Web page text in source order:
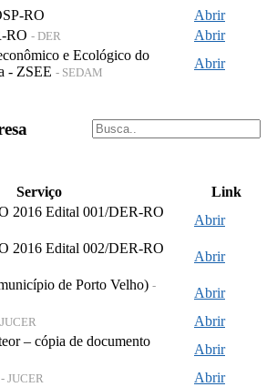
RO
Abrir
RO - DER
Abrir
e Ecológico do
- ZSEE - SEDAM
Abrir
Serviço
Link
2016 Edital 001/DER-RO
Abrir
2016 Edital 002/DER-RO
Abrir
de Porto Velho) -
Abrir
Abrir
– cópia de documento
Abrir
- JUCER
Abrir